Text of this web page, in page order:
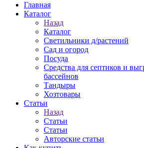
Главная
Каталог
Назад
Каталог
Светильники д/растений
Сад и огород
Посуда
Средства для септиков и
бассейнов
Тандыры
Хозтовары
Статьи
Назад
Статьи
Статьи
Авторские статьи